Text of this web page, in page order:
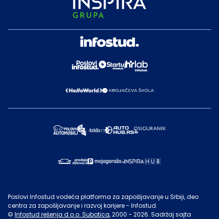
Poslovi Infostud vodeća platforma za zapošljavanje u Srbiji, deo
centra za zapošljavanje i razvoj karijere - Infostud.
© Infostud rešenja d.o.o. Subotica, 2000 - 2026. Sadržaj sajta